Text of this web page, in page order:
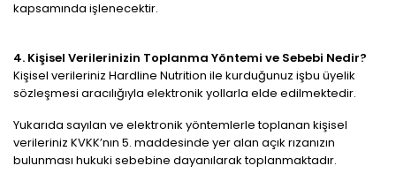
kapsamında işlenecektir.
4. Kişisel Verilerinizin Toplanma Yöntemi ve Sebebi Nedir?
Kişisel verileriniz Hardline Nutrition ile kurduğunuz işbu üyelik
sözleşmesi aracılığıyla elektronik yollarla elde edilmektedir.
Yukarıda sayılan ve elektronik yöntemlerle toplanan kişisel
verileriniz KVKK’nın 5. maddesinde yer alan açık rızanızın
bulunması hukuki sebebine dayanılarak toplanmaktadır.